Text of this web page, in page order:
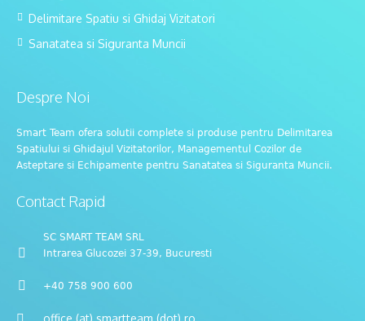
Delimitare Spatiu si Ghidaj Vizitatori
Sanatatea si Siguranta Muncii
Despre Noi
Smart Team ofera solutii complete si produse pentru Delimitarea
Spatiului si Ghidajul Vizitatorilor, Managementul Cozilor de
Asteptare si Echipamente pentru Sanatatea si Siguranta Muncii.
Contact Rapid
SC SMART TEAM SRL
Intrarea Glucozei 37-39, Bucuresti
+40 758 900 600
office (at) smartteam (dot) ro